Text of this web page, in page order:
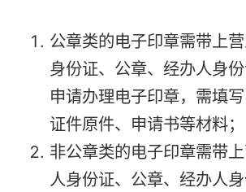
公章类的电子印章需带上
身份证、公章、经办人身
申请办理电子印章，需填
证件原件、申请书等材料；
非公章类的电子印章需带
人身份证、公章、经办人